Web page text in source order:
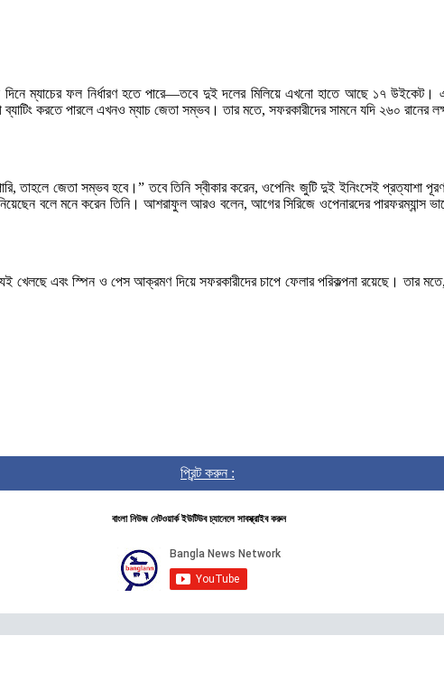
দিনে ম্যাচের ফল নির্ধারণ হতে পারে—তবে দুই দলের মিলিয়ে এখনো হাতে আছে ১৭
ব্যাটিং করতে পারলে এখনও ম্যাচ জেতা সম্ভব। তার মতে, সফরকারীদের সামনে যদি ২৬০ রানের
তাহলে জেতা সম্ভব হবে।” তবে তিনি স্বীকার করেন, ওপেনিং জুটি দুই ইনিংসেই প্রত্যাশা
বলে মনে করেন তিনি। আশরাফুল আরও বলেন, আগের সিরিজে ওপেনারদের পারফরম্যান্স
খেলছে এবং স্পিন ও পেস আক্রমণ দিয়ে সফরকারীদের চাপে ফেলার পরিকল্পনা রয়েছে। তার
প্রিন্ট করুন :
বাংলা নিউজ নেটওয়ার্ক ইউটিউব চ্যানেলে সাবস্ক্রাইব করুন